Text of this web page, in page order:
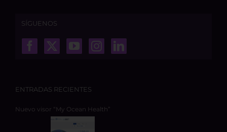
SÍGUENOS
ENTRADAS RECIENTES
Nuevo visor “My Ocean Health”